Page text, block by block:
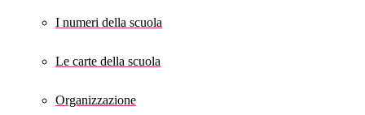
I numeri della scuola
Le carte della scuola
Organizzazione